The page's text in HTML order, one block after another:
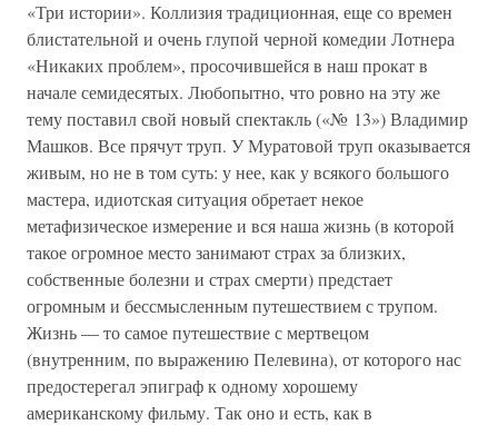
«Три истории». Коллизия традиционная, еще со времен
блистательной и очень глупой черной комедии Лотнера
«Никаких проблем», просочившейся в наш прокат в
начале семидесятых. Любопытно, что ровно на эту же
тему поставил свой новый спектакль («№ 13») Владимир
Машков. Все прячут труп. У Муратовой труп оказывается
живым, но не в том суть: у нее, как у всякого большого
мастера, идиотская ситуация обретает некое
метафизическое измерение и вся наша жизнь (в которой
такое огромное место занимают страх за близких,
собственные болезни и страх смерти) предстает
огромным и бессмысленным путешествием с трупом.
Жизнь — то самое путешествие с мертвецом
(внутренним, по выражению Пелевина), от которого нас
предостерегал эпиграф к одному хорошему
американскому фильму. Так оно и есть, как в